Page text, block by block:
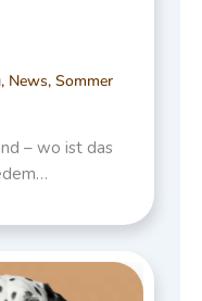
, News, Sommer
– wo ist das